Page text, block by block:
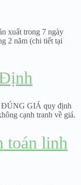
xuất trong 7 ngày
2 năm (chi tiết tại
ĐÚNG GIÁ quy định
cạnh tranh về giá.
toán linh